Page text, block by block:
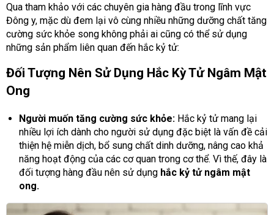
Qua tham khảo với các chuyên gia hàng đầu trong lĩnh vực
Đông y, mặc dù đem lại vô cùng nhiều những dưỡng chất tăng
cường sức khỏe song không phải ai cũng có thể sử dụng
những sản phẩm liên quan đến hắc kỷ tử:
Đối Tượng Nên Sử Dụng Hắc Kỳ Tử Ngâm Mật
Ong
Người muốn tăng cường sức khỏe:Hắc kỷ tử mang lại
nhiều lợi ích dành cho người sử dụng đặc biệt là vấn đề cải
thiện hệ miễn dịch, bổ sung chất dinh dưỡng, nâng cao khả
năng hoạt động của các cơ quan trong cơ thể. Vì thế, đây là
đối tượng hàng đầu nên sử dụng hắc kỷ tử ngâm mật
ong.